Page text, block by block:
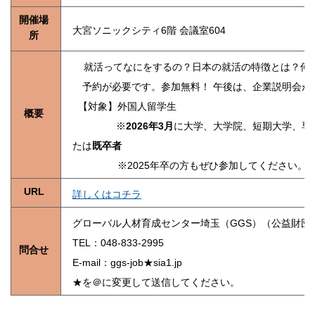
開催場
所
大宮ソニックシティ6階 会議室604
概要
就活ってなにをするの？日本の就活の特徴とは？何
予約が必要です。参加無料！ 午後は、企業説明会が
【対象】外国人留学生
※2026年3月 に大学、大学院、短期大学、
たは既卒者
※2025年卒の方もぜひ参加してください。
URL 詳しくはコチラ
問合せ
グローバル人材育成センター埼玉（GGS）（公益財
TEL：048-833-2995
E-mail：ggs-job★sia1.jp
★を＠に変更して送信してください。